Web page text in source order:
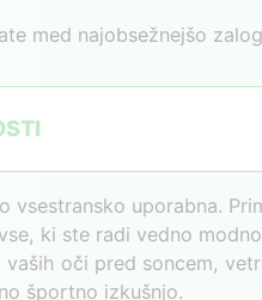
med najobsežnejšo
vsestransko uporabna.
ki ste radi vedno
oči pred soncem,
športno izkušnjo.